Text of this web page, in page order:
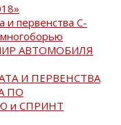
и первенства С-
АВТОМОБИЛЯ
И ПЕРВЕНСТВА
ПО
и СПРИНТ